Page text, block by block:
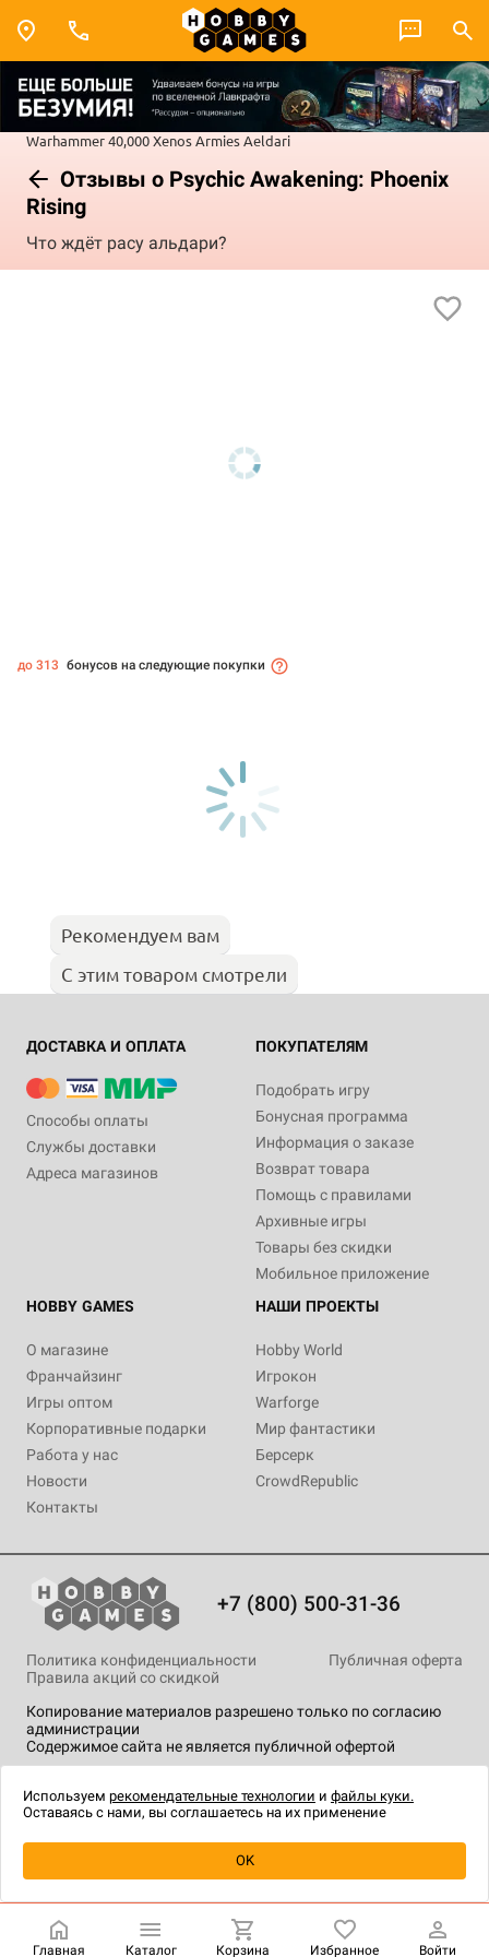
Warhammer 40,000Xenos ArmiesAeldari
Отзывы о Psychic Awakening: Phoenix
Rising
Что ждёт расу альдари?
до 313 бонусов на следующие покупки
Рекомендуем вам
С этим товаром смотрели
ДОСТАВКА И ОПЛАТА
Способы оплаты
Службы доставки
Адреса магазинов
ПОКУПАТЕЛЯМ
Подобрать игру
Бонусная программа
Информация о заказе
Возврат товара
Помощь с правилами
Архивные игры
Товары без скидки
Мобильное приложение
HOBBY GAMES
О магазине
Франчайзинг
Игры оптом
Корпоративные подарки
Работа у нас
Новости
Контакты
НАШИ ПРОЕКТЫ
Hobby World
Игрокон
Warforge
Мир фантастики
Берсерк
CrowdRepublic
+7 (800) 500-31-36
Копирование материалов разрешено только по согласию
администрации
Содержимое сайта не является публичной офертой
Политика конфиденциальности
Публичная оферта
Правила акций со скидкой
технологии.
Главная Каталог Корзина Избранное Войти
Используем рекомендательные технологии и файлы куки.
Оставаясь с нами, вы соглашаетесь на их применение
OK